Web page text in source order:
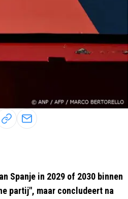
Spanje in 2029 of 2030 binnen
partij", maar concludeert na